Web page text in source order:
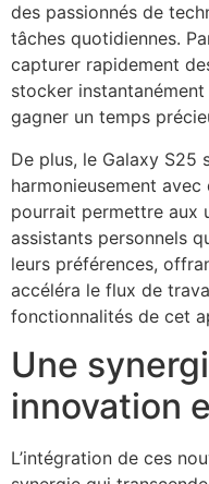
des passionnés de
tâches quotidiennes.
capturer rapidement
stocker
gagner un temps
De plus, le Galaxy
harmonieusement avec
pourrait permettre aux
assistants personnels
leurs préférences,
accéléra le flux de
fonctionnalités de cet
Une
innovation
L’intégration de ces